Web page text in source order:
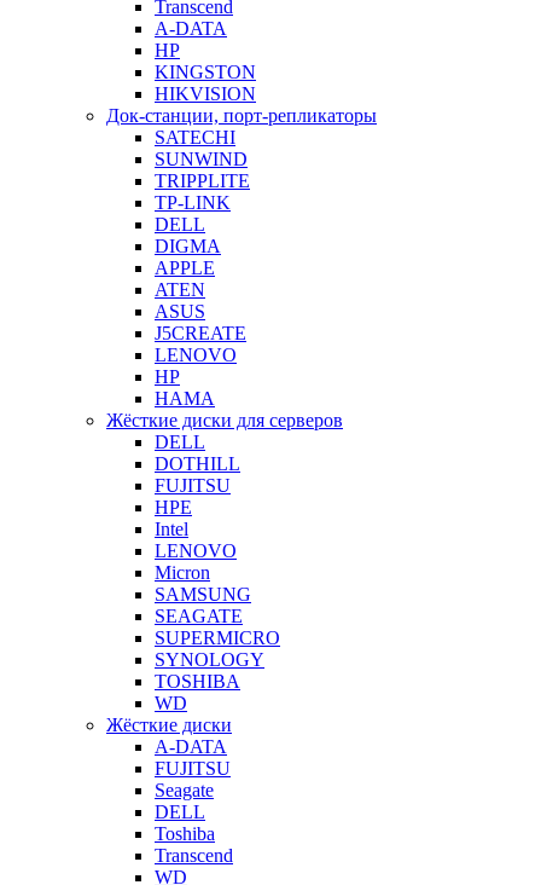
Transcend
A-DATA
HP
KINGSTON
HIKVISION
Док-станции, порт-репликаторы
SATECHI
SUNWIND
TRIPPLITE
TP-LINK
DELL
DIGMA
APPLE
ATEN
ASUS
J5CREATE
LENOVO
HP
HAMA
Жёсткие диски для серверов
DELL
DOTHILL
FUJITSU
HPE
Intel
LENOVO
Micron
SAMSUNG
SEAGATE
SUPERMICRO
SYNOLOGY
TOSHIBA
WD
Жёсткие диски
A-DATA
FUJITSU
Seagate
DELL
Toshiba
Transcend
WD